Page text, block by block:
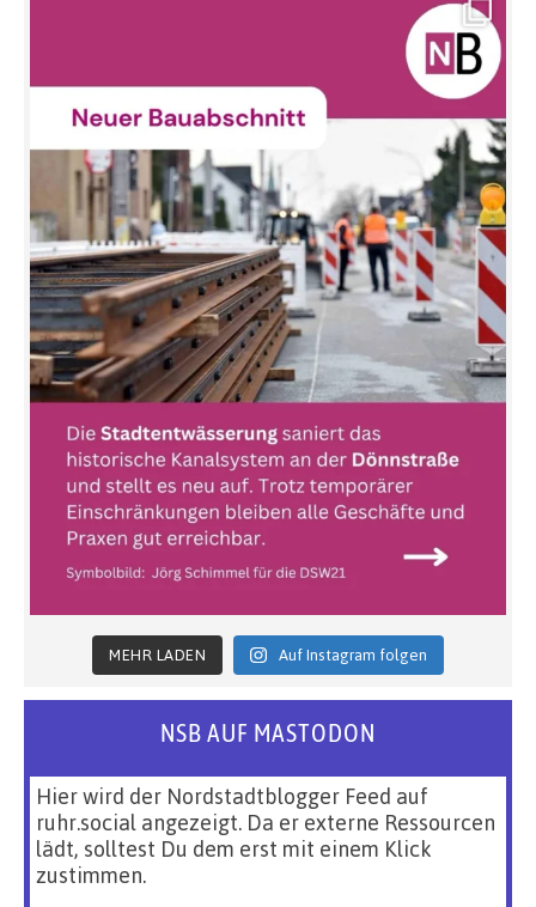
MEHR LADEN Auf Instagram folgen
NSB AUF MASTODON
Hier wird der Nordstadtblogger Feed auf
ruhr.social angezeigt. Da er externe Ressourcen
lädt, solltest Du dem erst mit einem Klick
zustimmen.